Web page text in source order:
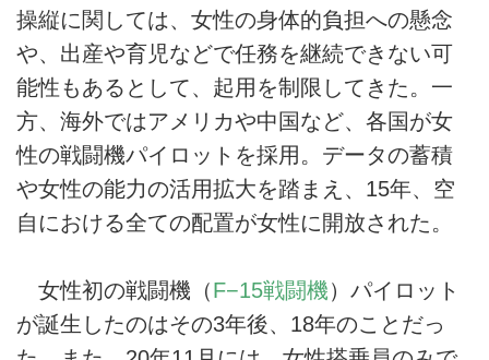
操縦に関しては、女性の身体的負担への懸念
や、出産や育児などで任務を継続できない可
能性もあるとして、起用を制限してきた。一
方、海外ではアメリカや中国など、各国が女
性の戦闘機パイロットを採用。データの蓄積
や女性の能力の活用拡大を踏まえ、15年、空
自における全ての配置が女性に開放された。
女性初の戦闘機（F−15戦闘機）パイロット
が誕生したのはその3年後、18年のことだっ